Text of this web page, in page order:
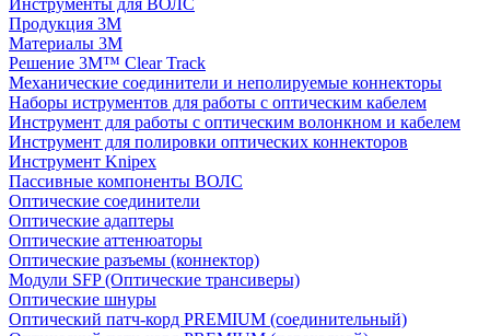
Инструменты для ВОЛС
Продукция 3M
Материалы 3М
Решение 3M™ Clear Track
Механические соединители и неполируемые коннекторы
Наборы иструментов для работы с оптическим кабелем
Инструмент для работы с оптическим волонкном и кабелем
Инструмент для полировки оптических коннекторов
Инструмент Knipex
Пассивные компоненты ВОЛС
Оптические соединители
Оптические адаптеры
Оптические аттенюаторы
Оптические разъемы (коннектор)
Модули SFP (Оптические трансиверы)
Оптические шнуры
Оптический патч-корд PREMIUM (соединительный)